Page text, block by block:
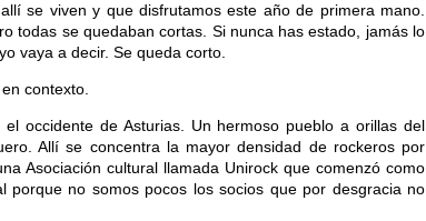
se viven y que disfrutamos este año de primera mano.
todas se quedaban cortas. Si nunca has estado, jamás lo
vaya a decir. Se queda corto.
contexto.
occidente de Asturias. Un hermoso pueblo a orillas del
Allí se concentra la mayor densidad de rockeros por
Asociación cultural llamada Unirock que comenzó como
no somos pocos los socios que por desgracia no